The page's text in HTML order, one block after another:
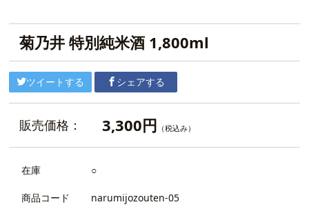
菊乃井 特別純米酒 1,800ml
ツイートする シェアする
販売価格： 3,300円 （税込み）
在庫 ○
商品コード narumijozouten-05